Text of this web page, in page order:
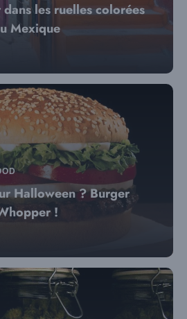
les ruelles colorées
Mexique
Halloween ? Burger
!